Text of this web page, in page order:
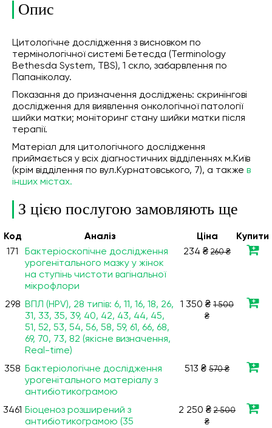
Опис
Цитологічне дослідження з висновком по
термінологічної системі Бетесда (Terminology
Bethesda System, TBS), 1 скло, забарвлення по
Папаніколау.
Показання до призначення досліджень: скринінгові
дослідження для виявлення онкологічної патології
шийки матки; моніторинг стану шийки матки після
терапії.
Матеріал для цитологічного дослідження
приймається у всіх діагностичних відділеннях м.Київ
(крім відділення по вул.Курнатовського, 7), а также в
інших містах.
З цією послугою замовляють ще
Код Аналiз Ціна
Купити
171
Бактеріоскопічне дослідження
урогенітального мазку у жінок
на ступінь чистоти вагінальної
мікрофлори
234 ₴ 260 ₴
298
ВПЛ (HPV), 28 типів: 6, 11, 16, 18, 26,
31, 33, 35, 39, 40, 42, 43, 44, 45,
51, 52, 53, 54, 56, 58, 59, 61, 66, 68,
69, 70, 73, 82 (якісне визначення,
Real-time)
1 350 ₴ 1 500
₴
358
Бактеріологічне дослідження
урогенітального матеріалу з
антибіотикограмою
513 ₴ 570 ₴
3461 Біоценоз розширений з
антибіотикограмою (35
2 250 ₴ 2 500
₴